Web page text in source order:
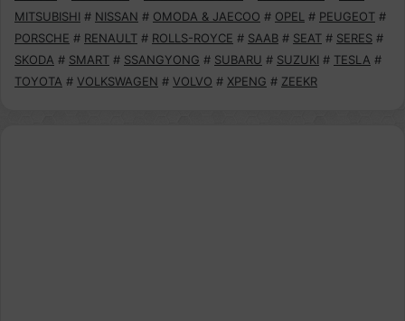
MITSUBISHI # NISSAN # OMODA & JAECOO # OPEL # PEUGEOT #
PORSCHE # RENAULT # ROLLS-ROYCE # SAAB # SEAT # SERES #
SKODA # SMART # SSANGYONG # SUBARU # SUZUKI # TESLA #
TOYOTA # VOLKSWAGEN # VOLVO # XPENG # ZEEKR